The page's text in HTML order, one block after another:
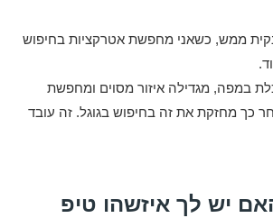
ממש, כשאני מחפשת אטרקציות בחיפוש
במפה, מגדילה איזור מסוים ומחפשת
אחר כך מחזקת את זה בחיפוש בגוגל. זה עובד
יש לך איזשהו טיפ